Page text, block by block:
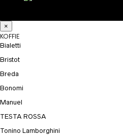
×
KOFFIE
Bialetti
Bristot
Breda
Bonomi
Manuel
TESTA ROSSA
Tonino Lamborghini